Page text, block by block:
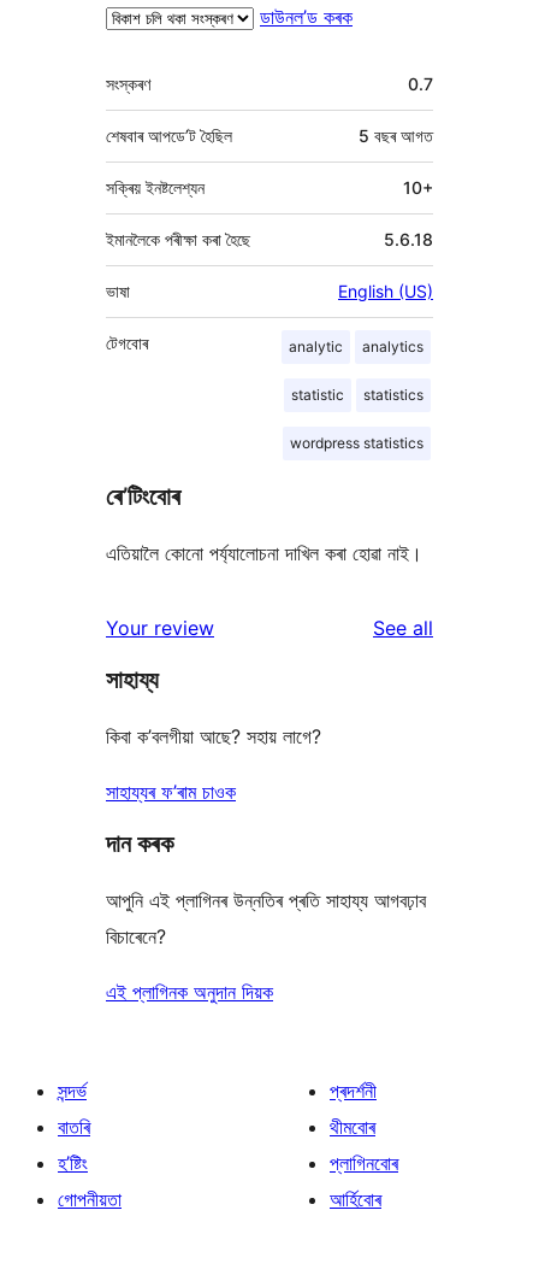
ডাউনল’ড কৰক
মেটা 0.7
সংস্কৰণ
5 বছৰআগত
শেষবাৰ আপডে’ট হৈছিল
সক্ৰিয় ইনষ্টলেশ্যন 10+
ইমানলৈকে পৰীক্ষা কৰা হৈছে 5.6.18
ভাষা English (US)
analytic analytics
statistic statistics
wordpress statistics
টেগবোৰ
ৰে’টিংবোৰ
এতিয়ালৈ কোনো পৰ্য্যালোচনা দাখিল কৰা হোৱা নাই।
Your review See all
সাহায্য
কিবা ক’বলগীয়া আছে? সহায় লাগে?
সাহায্যৰ ফ’ৰাম চাওক
দান কৰক
আপুনি এই প্লাগিনৰ উন্নতিৰ প্ৰতি সাহায্য আগবঢ়াব
বিচাৰেনে?
এই প্লাগিনক অনুদান দিয়ক
সন্দৰ্ভ
বাতৰি
হ’ষ্টিং
গোপনীয়তা
প্ৰদৰ্শনী
থীমবোৰ
প্লাগিনবোৰ
আৰ্হিবোৰ